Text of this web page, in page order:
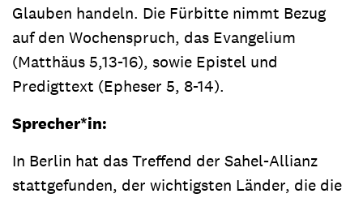
Glauben handeln. Die Fürbitte nimmt Bezug
auf den Wochenspruch, das Evangelium
(Matthäus 5,13-16), sowie Epistel und
Predigttext (Epheser 5, 8-14).
Sprecher*in:
In Berlin hat das Treffend der Sahel-Allianz
stattgefunden, der wichtigsten Länder, die die